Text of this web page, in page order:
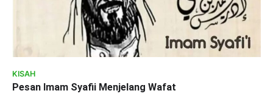
KISAH
Pesan Imam Syafii Menjelang Wafat